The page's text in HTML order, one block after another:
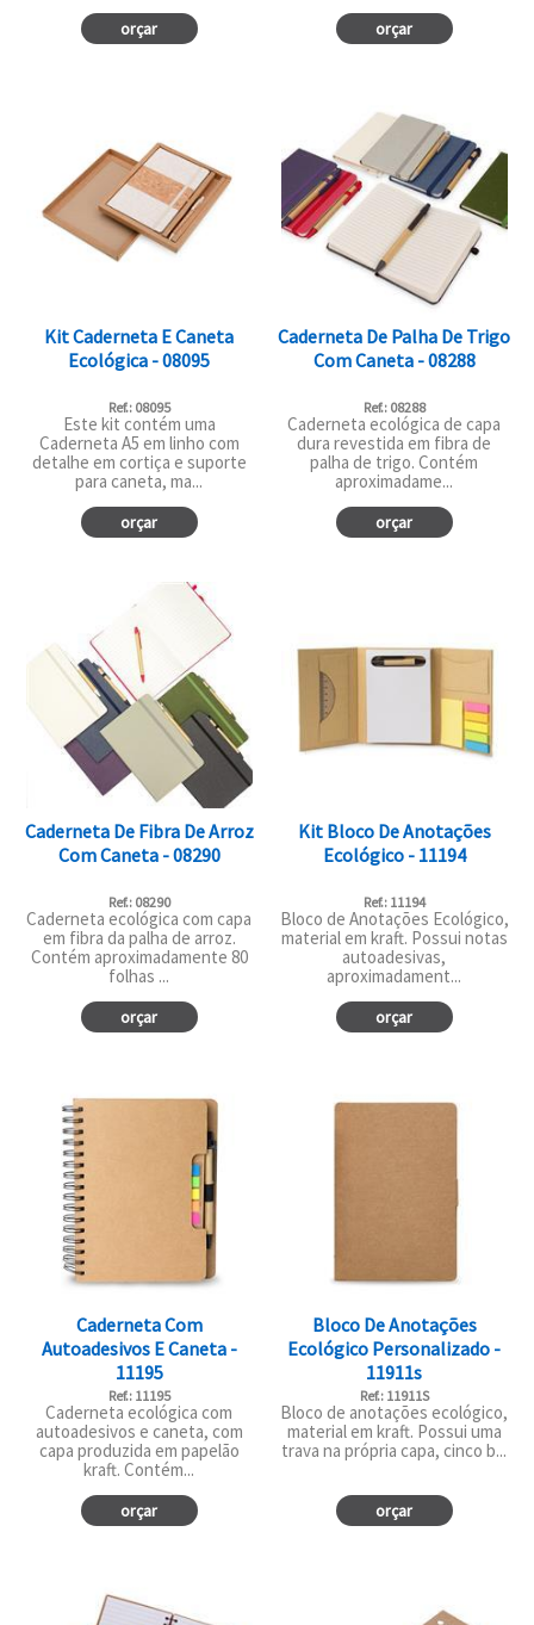
orçar orçar
Kit Caderneta E Caneta
Ecológica - 08095
Ref.: 08095
Este kit contém uma
Caderneta A5 em linho com
detalhe em cortiça e suporte
para caneta, ma...
orçar
Caderneta De Palha De Trigo
Com Caneta - 08288
Ref.: 08288
Caderneta ecológica de capa
dura revestida em fibra de
palha de trigo. Contém
aproximadame...
orçar
Caderneta De Fibra De Arroz
Com Caneta - 08290
Ref.: 08290
Caderneta ecológica com capa
em fibra da palha de arroz.
Contém aproximadamente 80
folhas ...
orçar
Kit Bloco De Anotações
Ecológico - 11194
Ref.: 11194
Bloco de Anotações Ecológico,
material em kraft. Possui notas
autoadesivas,
aproximadament...
orçar
Caderneta Com
Autoadesivos E Caneta -
11195
Ref.: 11195
Caderneta ecológica com
autoadesivos e caneta, com
capa produzida em papelão
kraft. Contém...
orçar
Bloco De Anotações
Ecológico Personalizado -
11911s
Ref.: 11911S
Bloco de anotações ecológico,
material em kraft. Possui uma
trava na própria capa, cinco b...
orçar